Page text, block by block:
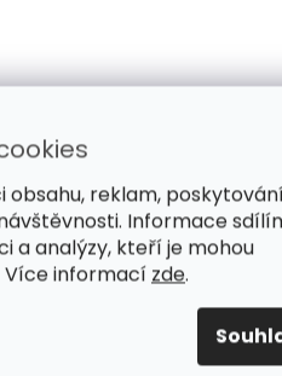
obsahu, reklam,
Informace
a analýzy, kteří je mohou
Více informací zde.